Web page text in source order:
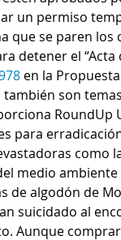
un permiso
que se paren
detener el
en la Propuesta
son
para
como
medio
de algodón de
suicidado al
Aunque